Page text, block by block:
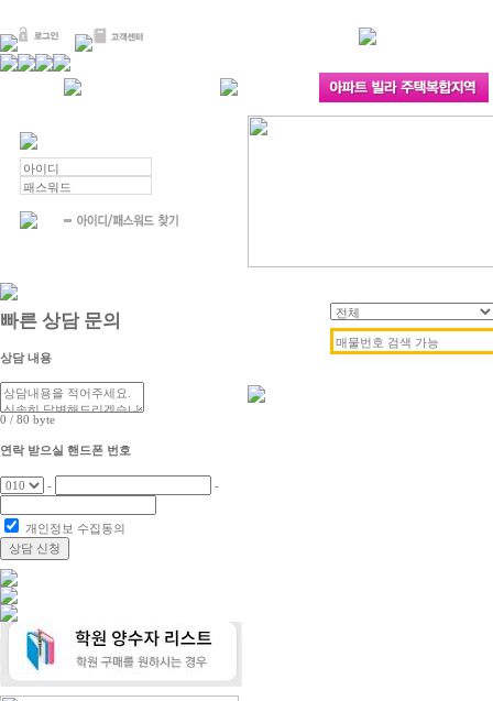
빠른 상담 문의
상담 내용
0 / 80 byte
연락 받으실 핸드폰 번호
- -
개인정보 수집동의
상담 신청